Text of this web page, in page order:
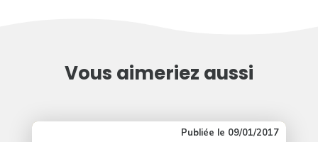
Vous aimeriez aussi
09/01/2017